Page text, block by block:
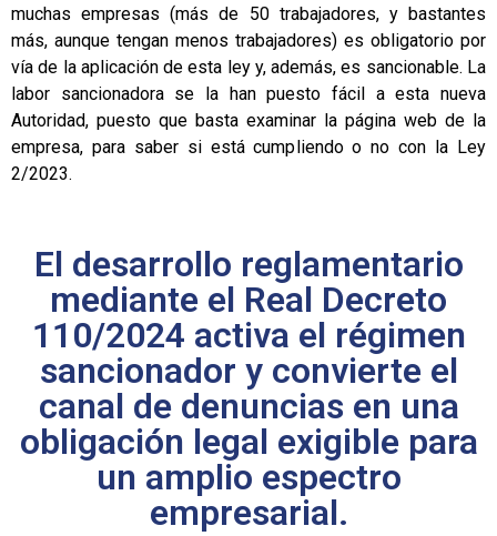
muchas empresas (más de 50 trabajadores, y bastantes
más, aunque tengan menos trabajadores) es obligatorio por
vía de la aplicación de esta ley y, además, es sancionable. La
labor sancionadora se la han puesto fácil a esta nueva
Autoridad, puesto que basta examinar la página web de la
empresa, para saber si está cumpliendo o no con la Ley
2/2023.
El desarrollo reglamentario
mediante el Real Decreto
110/2024 activa el régimen
sancionador y convierte el
canal de denuncias en una
obligación legal exigible para
un amplio espectro
empresarial.